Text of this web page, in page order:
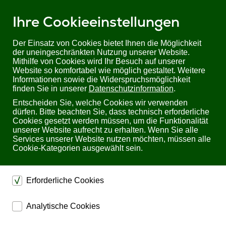
Ihre Cookieeinstellungen
Der Einsatz von Cookies bietet Ihnen die Möglichkeit
der uneingeschränkten Nutzung unserer Website.
Mithilfe von Cookies wird Ihr Besuch auf unserer
Website so komfortabel wie möglich gestaltet. Weitere
Informationen sowie die Widerspruchsmöglichkeit
finden Sie in unserer Datenschutzinformation.
Entscheiden Sie, welche Cookies wir verwenden
dürfen. Bitte beachten Sie, dass technisch erforderliche
Cookies gesetzt werden müssen, um die Funktionalität
unserer Website aufrecht zu erhalten. Wenn Sie alle
Services unserer Website nutzen möchten, müssen alle
Cookie-Kategorien ausgewählt sein.
Erforderliche Cookies
dienen dem technischen einwandfreien Betrieb unserer
Website.
Analytische Cookies
Sie befinden sich hier:Startseite Produkte USV
Unterbrechungsfreie
Stromversorgung (USV)
Unverbindlich Informationen
anfordern
Füllen Sie bitte dieses Formular aus, wenn Sie weitere
benachrichtigt.
Bitte füllen Siealle Pflichtfelder